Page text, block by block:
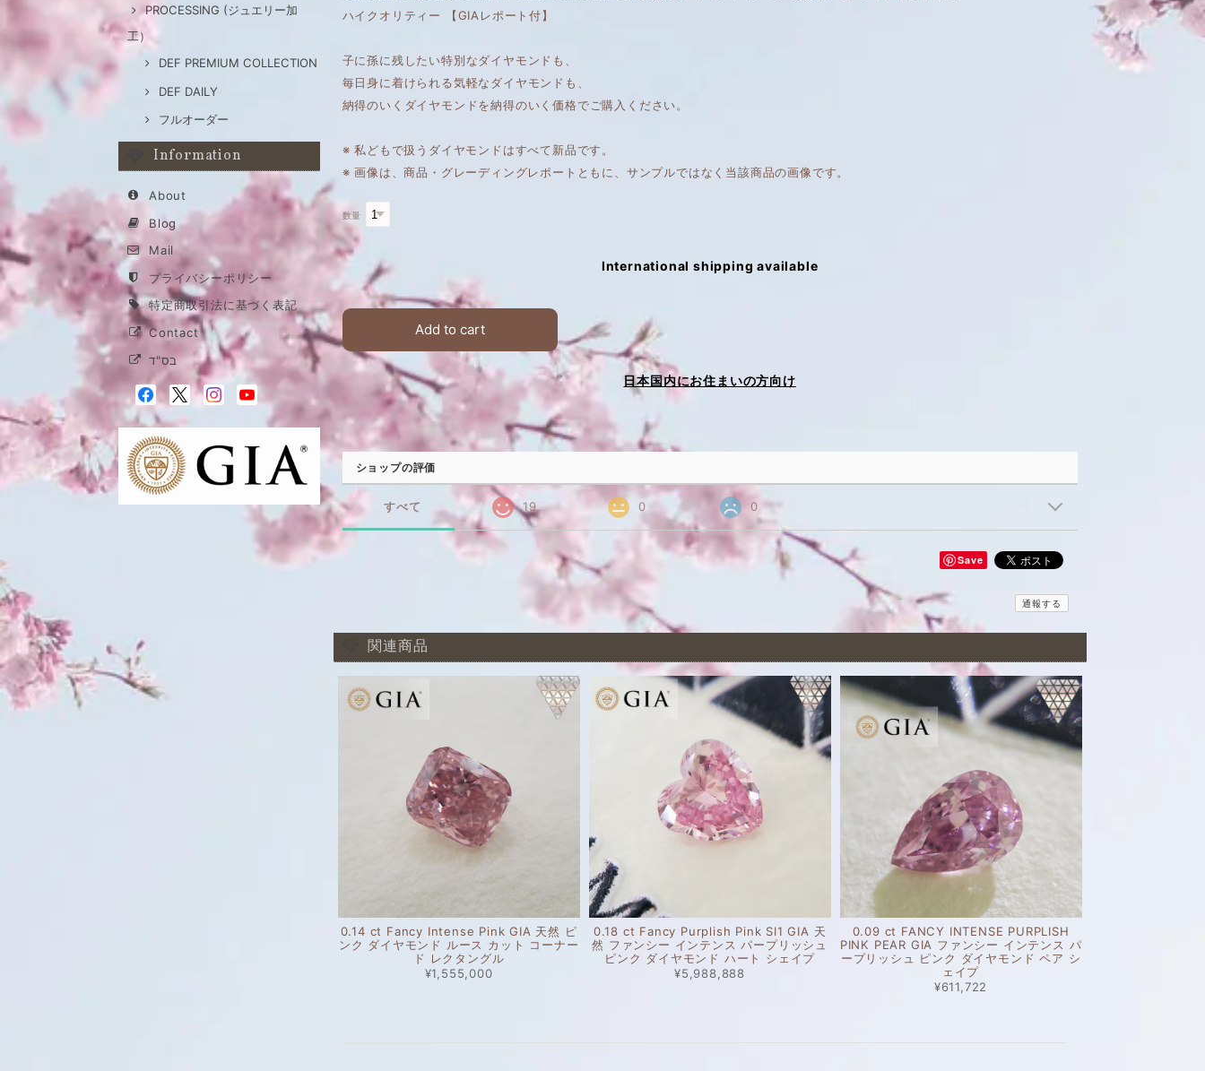
PROCESSING (ジュエリー加
工）
DEF PREMIUM COLLECTION
DEF DAILY
フルオーダー
Information
About
Blog
Mail
プライバシーポリシー
特定商取引法に基づく表記
Contact
בס"ד
ハイクオリティー 【GIAレポート付】
子に孫に残したい特別なダイヤモンドも、
毎日身に着けられる気軽なダイヤモンドも、
納得のいくダイヤモンドを納得のいく価格でご購入ください。
※ 私どもで扱うダイヤモンドはすべて新品です。
※ 画像は、商品・グレーディングレポートともに、サンプルではなく当該商品の画像です。
数量
International shipping available
Add to cart
日本国内にお住まいの方向け
ショップの評価
すべて 19 0 0
Save
通報する
関連商品
0.14 ct Fancy Intense Pink GIA 天然 ピ
ンク ダイヤモンド ルース カット コーナー
ド レクタングル
¥1,555,000
0.18 ct Fancy Purplish Pink SI1 GIA 天
然 ファンシー インテンス パープリッシュ
ピンク ダイヤモンド ハート シェイプ
¥5,988,888
0.09 ct FANCY INTENSE PURPLISH
PINK PEAR GIA ファンシー インテンス パ
ープリッシュ ピンク ダイヤモンド ペア シ
ェイプ
¥611,722